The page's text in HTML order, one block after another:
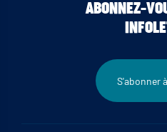
ABONNEZ-
S'abonner